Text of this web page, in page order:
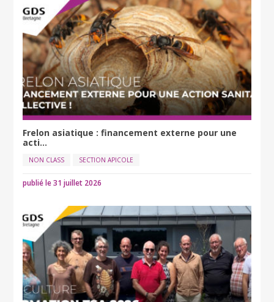
Frelon asiatique : financement externe pour une
acti...
NON CLASS SECTION APICOLE
publié le 31 juillet 2026